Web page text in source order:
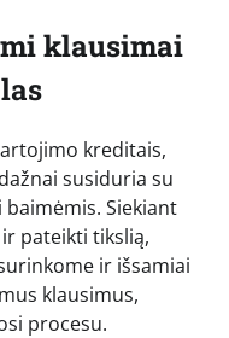
klausimai
kreditais,
susiduria su
Siekiant
pateikti tikslią,
ir išsamiai
klausimus,
procesu.